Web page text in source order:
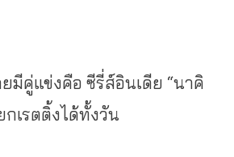
มีคู่แข่งคือ ซีรี่ส์อินเดีย “นาคิ
กเรตติ้งได้ทั้งวัน